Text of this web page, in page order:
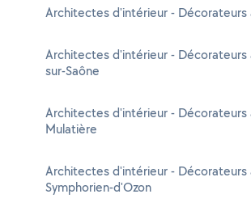
Architectes d'intérieur - Décorateurs
Architectes d'intérieur - Décorateurs
sur-Saône
Architectes d'intérieur - Décorateurs
Mulatière
Architectes d'intérieur - Décorateurs
Symphorien-d'Ozon